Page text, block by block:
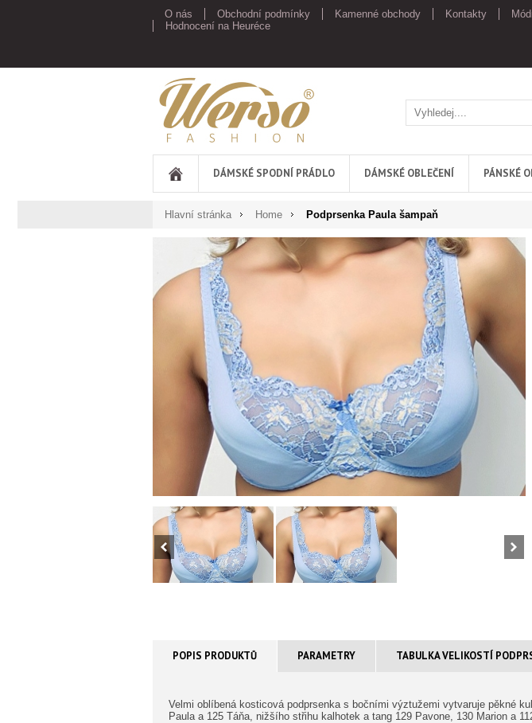
O nás Obchodní podmínky Kamenné obchody Kontakty
Hodnocení na Heuréce
Werso
DÁMSKÉ SPODNÍ PRÁDLO DÁMSKÉ OBLEČENÍ PÁNSKÉ
Hlavní stránka Home Podprsenka Paula šampaň
POPIS PRODUKTŮ PARAMETRY TABULKA VELIKOSTÍ
Velmi oblíbená kosticová podprsenka s bočními výztužemi vytvaruje pěkné
Paula a 125 Táňa, nižšího střihu kalhotek a tang 129 Pavone, 130 Marion a